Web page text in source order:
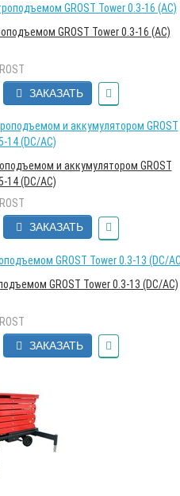
GROST Tower 0.3-16 (AC)
ЗАКАЗАТЬ
и аккумулятором GROST
14 (DC/AC)
ЗАКАЗАТЬ
GROST Tower 0.3-13 (DC/AC)
ЗАКАЗАТЬ